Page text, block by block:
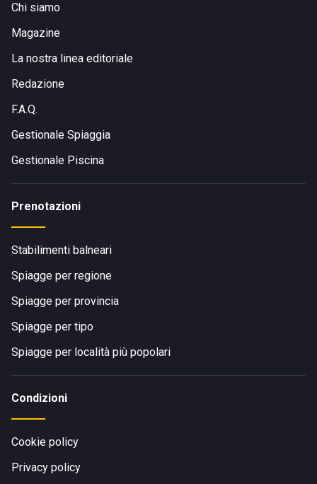
Chi siamo
Magazine
La nostra linea editoriale
Redazione
F.A.Q.
Gestionale Spiaggia
Gestionale Piscina
Prenotazioni
Stabilimenti balneari
Spiagge per regione
Spiagge per provincia
Spiagge per tipo
Spiagge per località più popolari
Condizioni
Cookie policy
Privacy policy